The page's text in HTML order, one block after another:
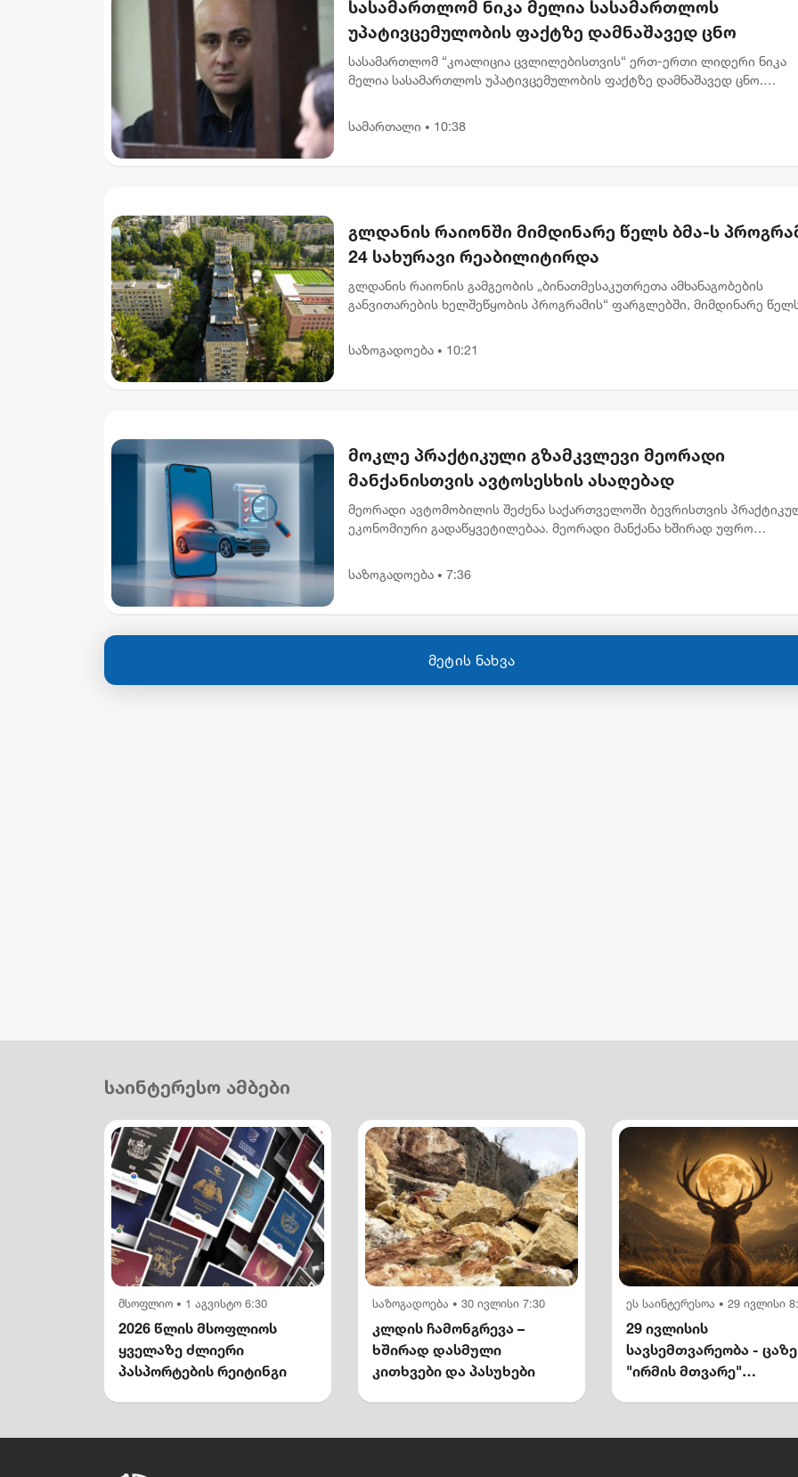
სასამართლომ ნიკა მელია სასამართლოს
უპატივცემულობის ფაქტზე დამნაშავედ ცნო
სასამართლომ “კოალიცია ცვლილებისთვის“ ერთ-ერთი ლიდერი ნიკა
მელია სასამართლოს უპატივცემულობის ფაქტზე დამნაშავედ ცნო.
სამართალი • 10:38
გლდანის რაიონში მიმდინარე წელს ბმა-ს
24 სახურავი რეაბილიტირდა
გლდანის რაიონის გამგეობის „ბინათმესაკუთრეთა ამხანაგობების
განვითარების ხელშეწყობის პროგრამის“ ფარგლებში, მიმდინარე
მისამართზე განხო...
საზოგადოება • 10:21
მოკლე პრაქტიკული გზამკვლევი მეორადი
მანქანისთვის ავტოსესხის ასაღებად
მეორადი ავტომობილის შეძენა საქართველოში ბევრისთვის
ეკონომიური გადაწყვეტილებაა. მეორადი მანქანა ხშირად უფრო
საზოგადოება • 7:36
მეტის ნახვა
საინტერესო ამბები
მსოფლიო • 1 აგვისტო 6:30
2026 წლის მსოფლიოს
ყველაზე ძლიერი
პასპორტების რეიტინგი
საზოგადოება • 30 ივლისი 7:30
კლდის ჩამონგრევა –
ხშირად დასმული
კითხვები და პასუხები
ეს საინტერესოა • 29 ივლისი
29 ივლისის
სავსემთვარეობა - ცაზე
"ირმის მთვარე"